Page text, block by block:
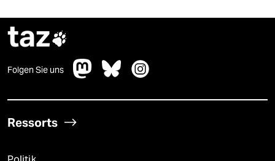
taz
Folgen Sie uns
Ressorts